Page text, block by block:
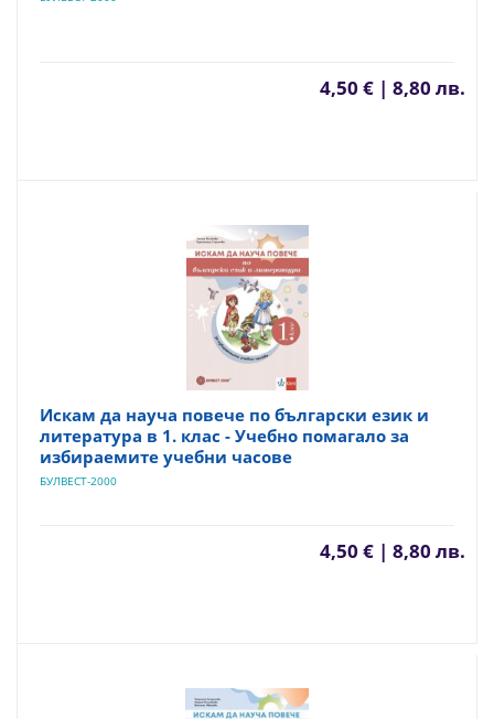
4,50 € | 8,80 лв.
Искам да науча повече по български език и
литература в 1. клас - Учебно помагало за
избираемите учебни часове
БУЛВЕСТ-2000
4,50 € | 8,80 лв.